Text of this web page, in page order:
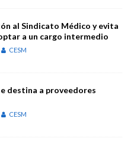
al Sindicato Médico y evita
a un cargo intermedio
CESM
destina a proveedores
CESM